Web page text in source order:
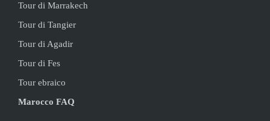
Tour di Marrakech
Tour di Tangier
Tour di Agadir
Tour di Fes
Tour ebraico
Marocco FAQ